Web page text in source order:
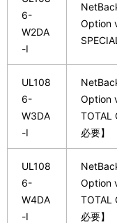
6-
W2DA
-I
Option
UL108
6-
W3DA
-I
Option
TOTAL
必要】
UL108
6-
W4DA
-I
Option
TOTAL
必要】